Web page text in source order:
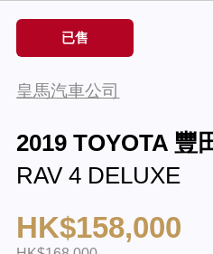
已售
皇馬汽車公司
2019 TOYOTA 豐
RAV 4 DELUXE
HK$158,000